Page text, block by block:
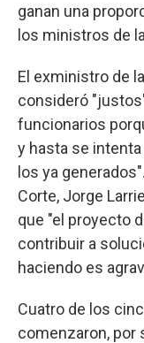
ganan una
los ministros de
El exministro de
consideró
funcionarios
y hasta se
los ya
Corte, Jorge
que "el proyecto
contribuir a
haciendo es
Cuatro de los
comenzaron, por